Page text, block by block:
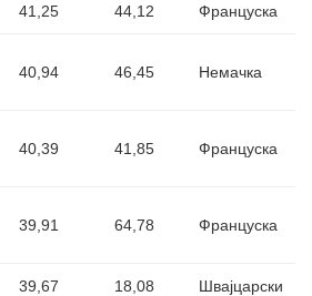
41,25 44,12 Француска
40,94 46,45 Немачка
40,39 41,85 Француска
39,91 64,78 Француска
39,67 18,08 Швајцарски